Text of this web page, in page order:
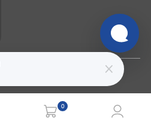
0